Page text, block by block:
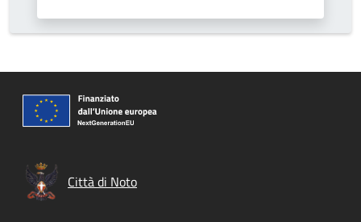
Città di Noto